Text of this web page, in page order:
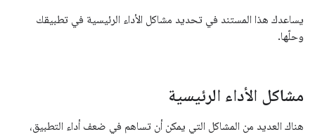
يساعدك هذا المستند في تحديد مشاكل الأداء الرئيسية في تطبيقك
وحلّها.
مشاكل الأداء الرئيسية
هناك العديد من المشاكل التي يمكن أن تساهم في ضعف أداء التطبيق،